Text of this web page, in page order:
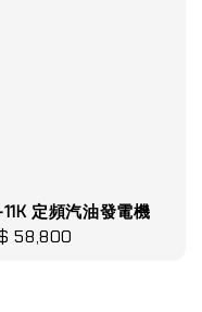
定頻汽油發電機
58,800